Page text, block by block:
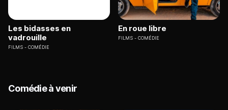
Les bidasses en
vadrouille
FILMS COMÉDIE
En roue libre
FILMS COMÉDIE
Comédie à venir